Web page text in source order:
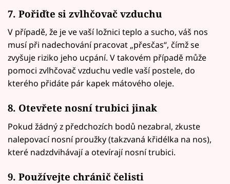
7. Pořiďte si zvlhčovač vzduchu
V případě, že je ve vaší ložnici teplo a sucho, váš nos
musí při nadechování pracovat „přesčas“, čímž se
zvyšuje riziko jeho ucpání. V takovém případě může
pomoci zvlhčovač vzduchu vedle vaší postele, do
kterého přidáte pár kapek mátového oleje.
8. Otevřete nosní trubici jinak
Pokud žádný z předchozích bodů nezabral, zkuste
nalepovací nosní proužky (takzvaná křidélka na nos),
které nadzdvihávají a otevírají nosní trubici.
9. Používejte chránič čelisti